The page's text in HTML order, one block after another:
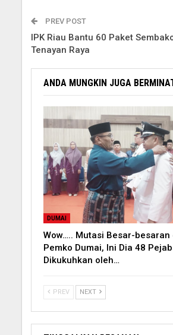
PREV POST
IPK Riau Bantu 60 Paket
Tenayan Raya
ANDA MUNGKIN JUGA
DUMAI
Wow….. Mutasi Besar-besaran
Pemko Dumai, Ini Dia 48
Dikukuhkan oleh…
PREV NEXT